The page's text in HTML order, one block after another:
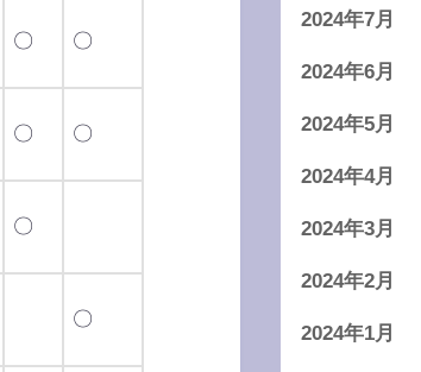
〇 〇
〇 〇
〇
〇
2024年7月
2024年6月
2024年5月
2024年4月
2024年3月
2024年2月
2024年1月